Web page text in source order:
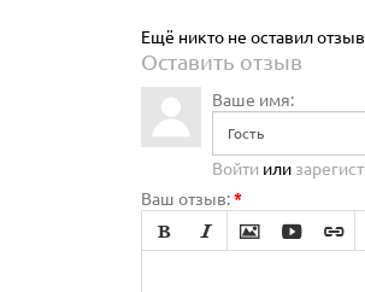
Ещё никто не оставил
Оставить отзыв
Ваше имя:
Войти или
Ваш отзыв:*

   